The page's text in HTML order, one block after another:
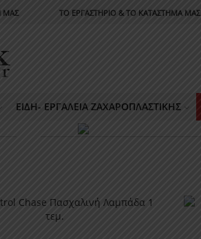
ΜΑΣ ΤΟ ΕΡΓΑΣΤΗΡΙΟ & ΤΟ ΚΑΤΑΣΤΗΜΑ ΜΑΣ
ΕΊΔΗ- ΕΡΓΑΛΕΊΑ ΖΑΧΑΡΟΠΛΑΣΤΙΚΉΣ